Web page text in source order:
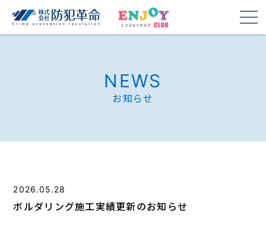
NEWS
お知らせ
2026.05.28
ボルダリング施工実績更新のお知らせ